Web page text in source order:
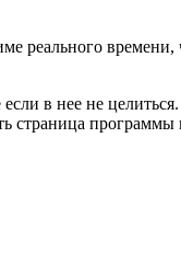
реального
в нее не
страница